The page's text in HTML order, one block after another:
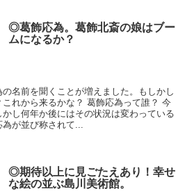
◎葛飾応為。葛飾北斎の娘はブー
ムになるか？
名前を聞くことが増えました。もしかし
れから来るかな？ 葛飾応為って誰？ 今
し何年か後にはその状況は変わっている
が並び称されて...
◎期待以上に見ごたえあり！幸せ
な絵の並ぶ島川美術館。